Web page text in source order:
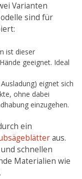
Varianten
sind für
ist dieser
geeignet. Ideal
eignet sich
ohne dabei
einzugehen.
ein
aus.
schnellen
Materialien wie